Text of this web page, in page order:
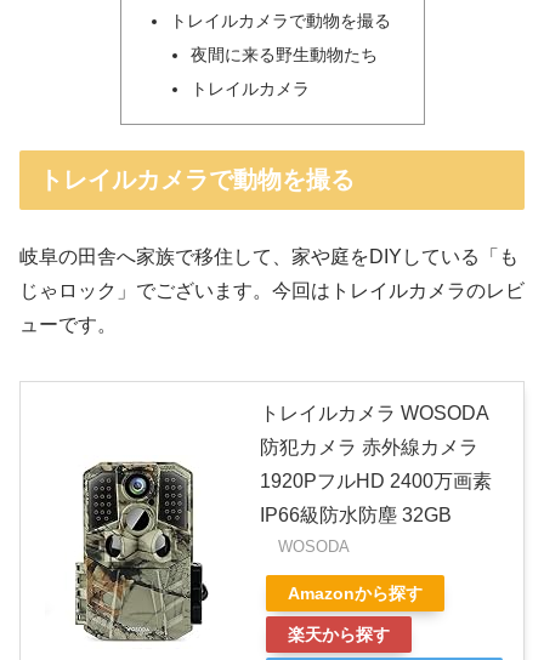
トレイルカメラで動物を撮る
夜間に来る野生動物たち
トレイルカメラ
トレイルカメラで動物を撮る
岐阜の田舎へ家族で移住して、家や庭をDIYしている「も
じゃロック」でございます。今回はトレイルカメラのレビ
ューです。
トレイルカメラ WOSODA
防犯カメラ 赤外線カメラ
1920PフルHD 2400万画素
IP66級防水防塵 32GB
WOSODA
Amazonから探す
楽天から探す